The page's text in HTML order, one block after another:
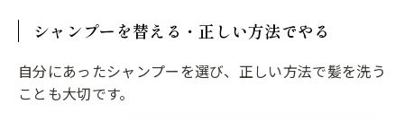
シャンプーを替える・正しい方法でやる
自分にあったシャンプーを選び、正しい方法で髪を洗う
ことも大切です。